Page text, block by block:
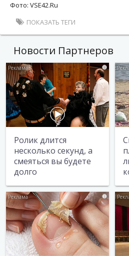
Фото: VSE42.Ru
ПОКАЗАТЬ ТЕГИ
Новости Партнеров
i
Ролик длится
несколько секунд, а
смеяться вы будете
долго
i